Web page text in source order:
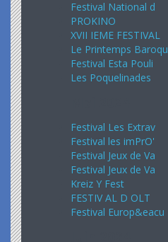
Festival National d
PROKINO
XVII IEME FESTIVAL
Le Printemps Baroqu
Festival Esta Pouli
Les Poquelinades
Festival Les Extrav
Festival les imPrO'
Festival Jeux de Va
Festival Jeux de Va
Kreiz Y Fest
FESTIV AL D OLT
Festival Europ&eacu